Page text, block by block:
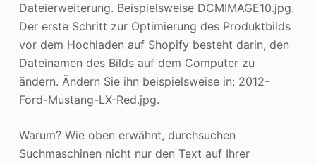
Dateierweiterung. Beispielsweise DCMIMAGE10.jpg.
Der erste Schritt zur Optimierung des Produktbilds
vor dem Hochladen auf Shopify besteht darin, den
Dateinamen des Bilds auf dem Computer zu
ändern. Ändern Sie ihn beispielsweise in: 2012-
Ford-Mustang-LX-Red.jpg.
Warum? Wie oben erwähnt, durchsuchen
Suchmaschinen nicht nur den Text auf Ihrer